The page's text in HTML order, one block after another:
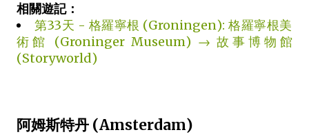
相關遊記：
第33天 - 格羅寧根 (Groningen): 格羅寧根美
術館 (Groninger Museum) → 故事博物館
(Storyworld)
阿姆斯特丹 (Amsterdam)